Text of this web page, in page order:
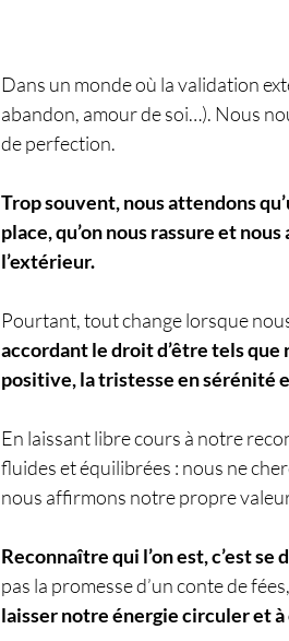
Dans un monde où la validation
abandon, amour de soi…). Nous
de perfection.
Trop souvent, nous attendons
place, qu’on nous rassure et
l’extérieur.
Pourtant, tout change lorsque
accordant le droit d’être tels que
positive, la tristesse en sérénité
En laissant libre cours à notre
fluides et équilibrées : nous ne
nous affirmons notre propre
Reconnaître qui l’on est, c’est
pas la promesse d’un conte de
laisser notre énergie circuler et